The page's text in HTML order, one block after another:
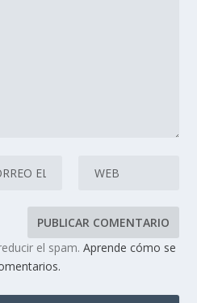
el spam.Aprende cómo se